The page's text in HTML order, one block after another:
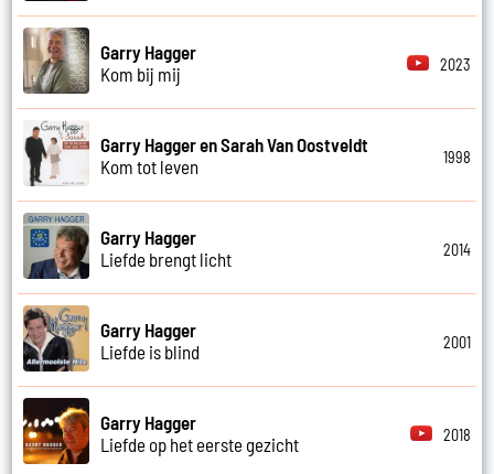
Garry Hagger
Kom bij mij
2023
Garry Hagger en Sarah Van Oostveldt
Kom tot leven
1998
Garry Hagger
Liefde brengt licht
2014
Garry Hagger
Liefde is blind
2001
Garry Hagger
Liefde op het eerste gezicht
2018